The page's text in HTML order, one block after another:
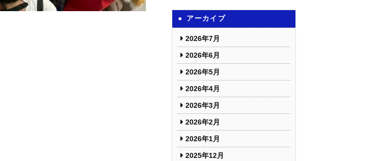
アーカイブ
2026年7月
2026年6月
2026年5月
2026年4月
2026年3月
2026年2月
2026年1月
2025年12月